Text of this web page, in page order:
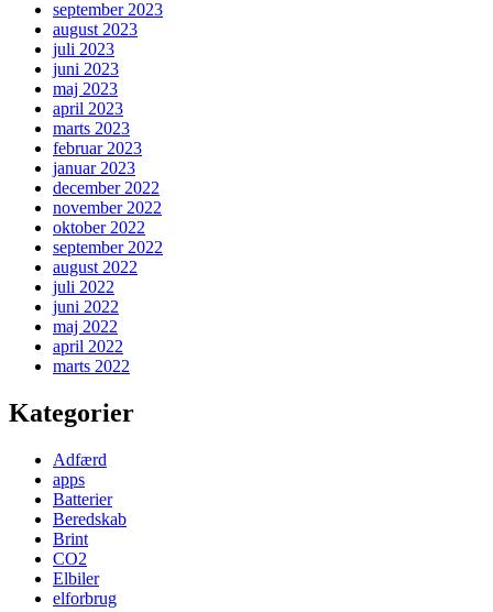
september 2023
august 2023
juli 2023
juni 2023
maj 2023
april 2023
marts 2023
februar 2023
januar 2023
december 2022
november 2022
oktober 2022
september 2022
august 2022
juli 2022
juni 2022
maj 2022
april 2022
marts 2022
Kategorier
Adfærd
apps
Batterier
Beredskab
Brint
CO2
Elbiler
elforbrug